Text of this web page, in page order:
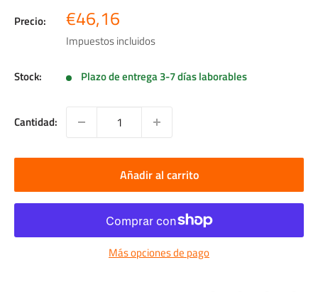
Precio: Precio
de
venta
€46,16
Impuestos incluidos
Stock: Plazo de entrega 3-7 días laborables
Cantidad:
Añadir al carrito
Más opciones de pago